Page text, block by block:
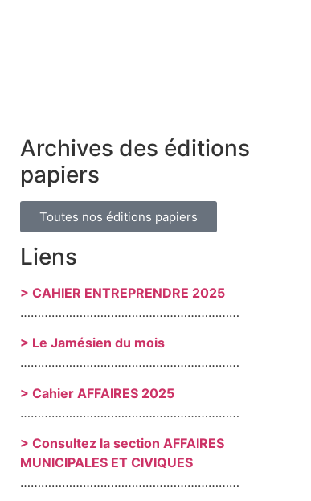
Archives des éditions
papiers
Toutes nos éditions papiers
Liens
> CAHIER ENTREPRENDRE 2025
………………………………………………………
> Le Jamésien du mois
………………………………………………………
> Cahier AFFAIRES 2025
………………………………………………………
> Consultez la section AFFAIRES
MUNICIPALES ET CIVIQUES
………………………………………………………